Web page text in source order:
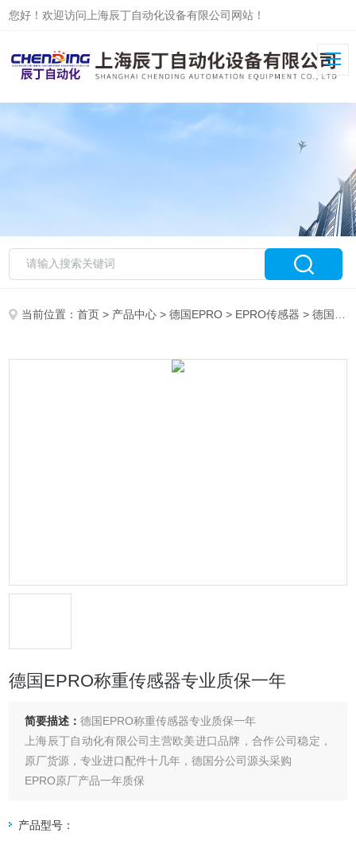
您好！欢迎访问上海辰丁自动化设备有限公司网站！
当前位置：首页 > 产品中心 >德国EPRO > EPRO传感器 > 德国EPRO称重传感器专业质保一年
德国EPRO称重传感器专业质保一年
简要描述：德国EPRO称重传感器专业质保一年
上海辰丁自动化有限公司主营欧美进口品牌，合作公司稳定，
原厂货源，专业进口配件十几年，德国分公司源头采购
EPRO原厂产品一年质保
保一年，提供进口报关单，专业销售欧美进口配件，如有需求
产品型号：